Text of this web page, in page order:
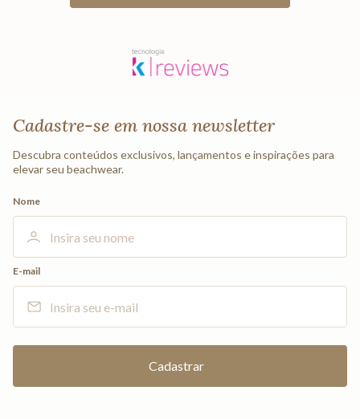
Cadastre-se em nossa newsletter
Descubra conteúdos exclusivos, lançamentos e inspirações para
elevar seu beachwear.
Nome
E-mail